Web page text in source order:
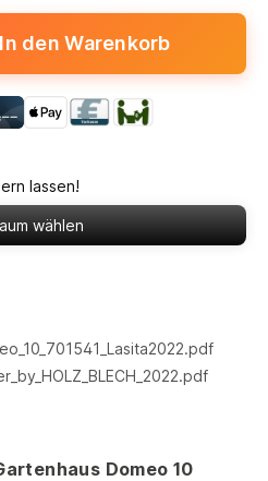
In den Warenkorb
lassen!
wählen
Domeo 10